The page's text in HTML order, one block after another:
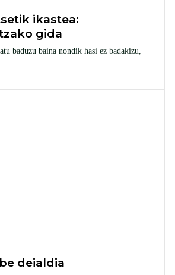
ikastea:
gida
baduzu baina nondik hasi ez badakizu,
deialdia